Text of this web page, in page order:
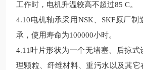
工作时，电机升温较高不超过85 C。
4.10电机轴承采用NSK、SKF原厂制
承，使用寿命为100000小时。
4.11叶片形状为一个无堵塞、后掠式
理颗粒、纤维材料、重污水以及其它